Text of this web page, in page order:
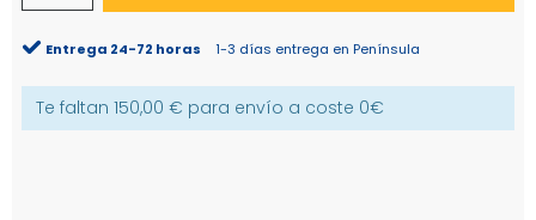
Entrega 24-72 horas 1-3 días entrega en Península
Te faltan 150,00 € para envío a coste 0€